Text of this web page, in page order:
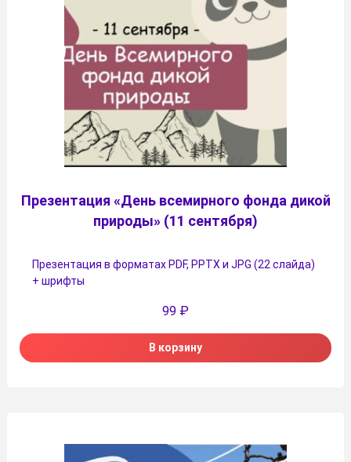
Презентация «День всемирного фонда дикой
природы» (11 сентября)
Презентация в форматах PDF, PPTX и JPG (22 слайда)
+ шрифты
99 ₽
В корзину